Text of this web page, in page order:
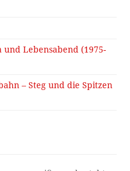
und Lebensabend (1975-
– Steg und die Spitzen